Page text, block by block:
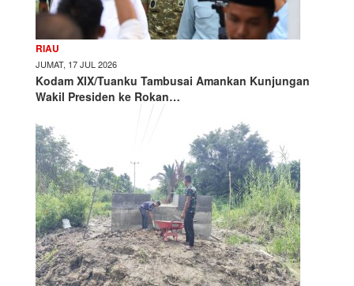
RIAU
JUMAT, 17 JUL 2026
Kodam XIX/Tuanku Tambusai Amankan Kunjungan
Wakil Presiden ke Rokan…